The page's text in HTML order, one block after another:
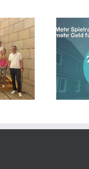
in
fast drei
Euro